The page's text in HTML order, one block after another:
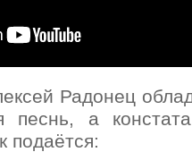
Радонец
песнь, а
подаётся: